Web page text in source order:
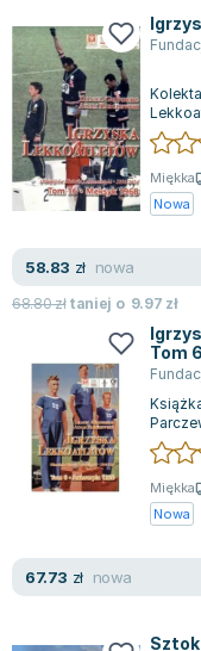
Piotr Zychowicz
Joanna Jabłczyńska
Piotr Kościelny
Jan Piński
Zygmunt Freud
Agata Passent
Michel Moran
Jo Nesbo
Katarzyna Miller
Antoine de Saint
Lew Tołstoj
Mark Twain
Marcin Meller
Paulina Młynarska
ks. Piotr
Jarosław Sokołowski
Michael Scott
Jarosław
buk,
Miękka
Nowa
58.83 zł nowa
68.80złtaniej o 9.97 zł
Tom 6
Miękka
Nowa
67.73 zł nowa